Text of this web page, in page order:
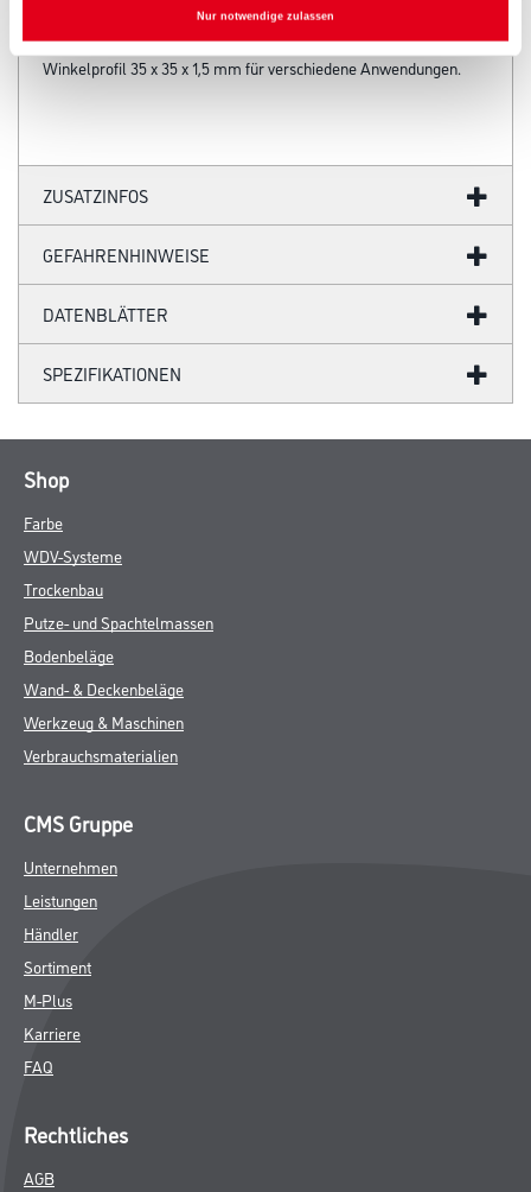
Nur notwendige zulassen
Produkteigenschaft
Winkelprofil 35 x 35 x 1,5 mm für verschiedene Anwendungen.
ZUSATZINFOS
GEFAHRENHINWEISE
DATENBLÄTTER
SPEZIFIKATIONEN
Shop
Farbe
WDV-Systeme
Trockenbau
Putze- und Spachtelmassen
Bodenbeläge
Wand- & Deckenbeläge
Werkzeug & Maschinen
Verbrauchsmaterialien
CMS Gruppe
Unternehmen
Leistungen
Händler
Sortiment
M-Plus
Karriere
FAQ
Rechtliches
AGB